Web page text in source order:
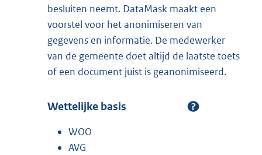
besluiten neemt. DataMask maakt een
voorstel voor het anonimiseren van
gegevens en informatie. De medewerker
van de gemeente doet altijd de laatste toets
of een document juist is geanonimiseerd.
Wettelijke basis
WOO
AVG